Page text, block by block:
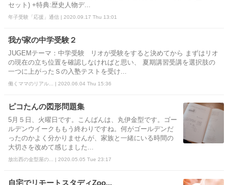
セット) +特典:歴史人物デ...
年子受験「応援」通信 | 2020.09.17 Thu 13:01
我が家の中学受験２
JUGEMテーマ：中学受験 リオが受験をすると決めてから まずはリオ
の現在の立ち位置を確認しなければと思い、 夏期講習受講を選択肢の
一つに上がったＳの入塾テストを受け...
働くママのリアル... | 2020.06.04 Thu 15:36
ピコたんの図形問題集
5月５日、火曜日です。こんばんは、丸伊金型です。ゴー
ルデンウイークももう終わりですね。何がゴールデンだ
ったのかよく分かりませんが、家族と一緒にいる時間の
大切さを改めて感じました...
放出西の金型屋の... | 2020.05.05 Tue 23:17
自宅でリモートスタディZoo...